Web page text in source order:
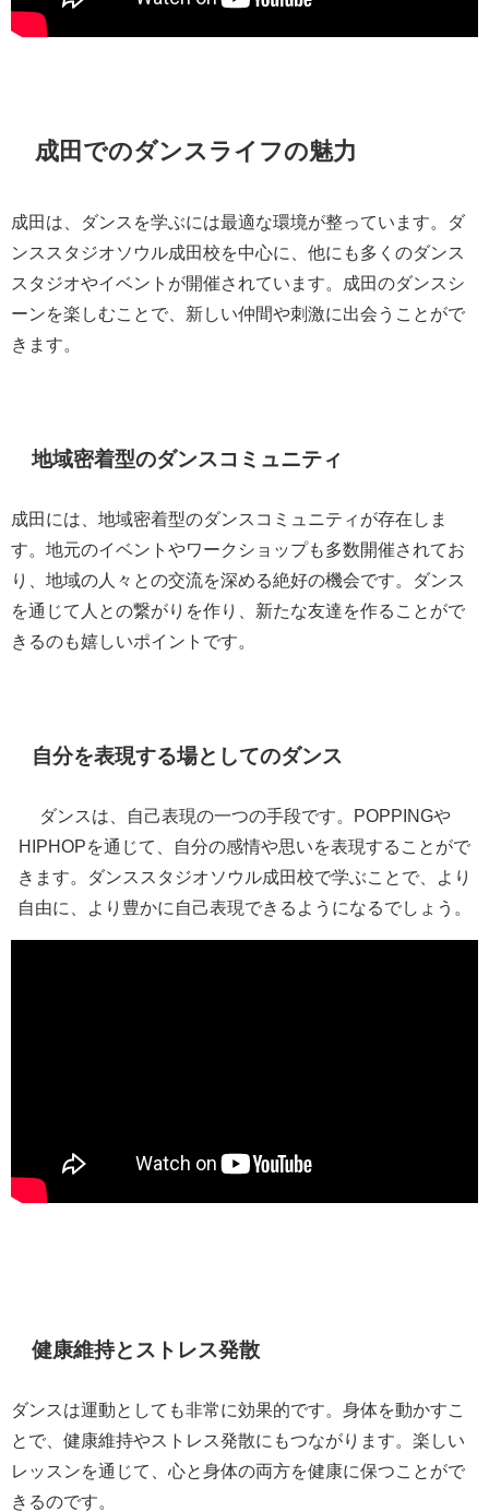
成田でのダンスライフの魅力
成田は、ダンスを学ぶには最適な環境が整っています。ダ
ンススタジオソウル成田校を中心に、他にも多くのダンス
スタジオやイベントが開催されています。成田のダンスシ
ーンを楽しむことで、新しい仲間や刺激に出会うことがで
きます。
地域密着型のダンスコミュニティ
成田には、地域密着型のダンスコミュニティが存在しま
す。地元のイベントやワークショップも多数開催されてお
り、地域の人々との交流を深める絶好の機会です。ダンス
を通じて人との繋がりを作り、新たな友達を作ることがで
きるのも嬉しいポイントです。
自分を表現する場としてのダンス
ダンスは、自己表現の一つの手段です。POPPINGや
HIPHOPを通じて、自分の感情や思いを表現することがで
きます。ダンススタジオソウル成田校で学ぶことで、より
自由に、より豊かに自己表現できるようになるでしょう。
健康維持とストレス発散
ダンスは運動としても非常に効果的です。身体を動かすこ
とで、健康維持やストレス発散にもつながります。楽しい
レッスンを通じて、心と身体の両方を健康に保つことがで
きるのです。